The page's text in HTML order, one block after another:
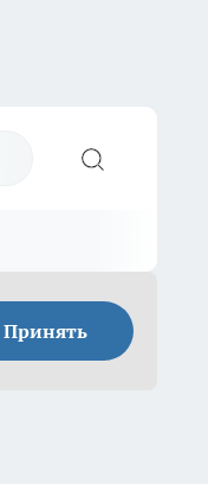
Принять